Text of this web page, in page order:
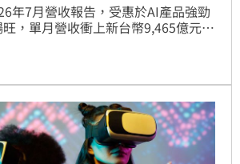
年7月營收報告，受惠於AI產品強勁
，單月營收衝上新台幣9,465億元，
前7月累計營收達5兆5,894億元，年
第三季，鴻海看好AI機櫃動能及進入
運持續加溫。公司將於8月12日召開
關注後續營運風向。